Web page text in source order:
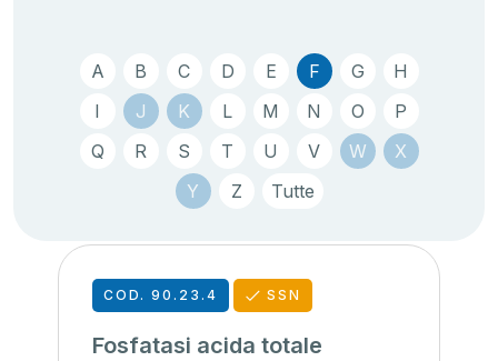
A B C D E F G
H
I
J K L M N O
P
Q
R S T U V W
X
Y
Z Tutte
COD. 90.23.4 SSN
Fosfatasi acida totale